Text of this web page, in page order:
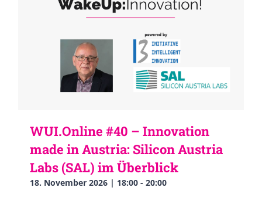
WUI.Online #40 – Innovation
made in Austria: Silicon Austria
Labs (SAL) im Überblick
18. November 2026 | 18:00 - 20:00